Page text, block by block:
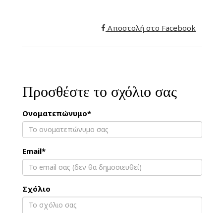
Αποστολή στο Facebook
Προσθέστε το σχόλιο σας
Ονοματεπώνυμο*
Email*
Σχόλιο